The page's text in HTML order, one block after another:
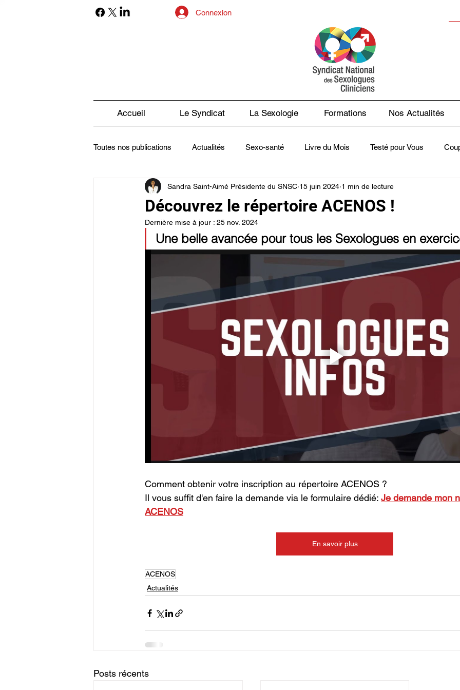
Connexion
Accueil Le Syndicat La Sexologie Formations Nos Actualités
Toutes nos publications Actualités Sexo-santé Livre du Mois Testé pour Vous
Sexualité et Handicap La Presse en Parle Contes des Faits Webinaires - Les midis du
Découvrez le répertoire ACENOS !
Sandra Saint-Aimé Présidente du SNSC 15 juin 2024 1 min de lecture
Dernière mise à jour : 25 nov. 2024
Une belle avancée pour tous les Sexologues en
Comment obtenir votre inscription au répertoire ACENOS ?
Il vous suffit d'en faire la demande via le formulaire dédié: Je demande mon
ACENOS
En savoir plus
ACENOS
Actualités
Posts récents